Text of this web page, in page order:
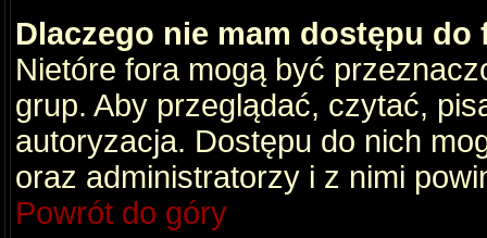
Dlaczego nie mam dostępu do
Nietóre fora mogą być
grup. Aby przeglądać, czytać,
autoryzacja. Dostępu do nich
oraz administratorzy i z nimi
Powrót do góry